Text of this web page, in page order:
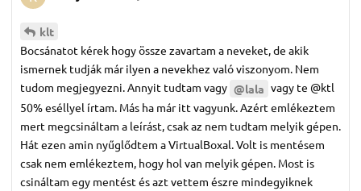
klt
Bocsánatot kérek hogy össze zavartam a neveket, de akik
ismernek tudják már ilyen a nevekhez való viszonyom. Nem
tudom megjegyezni. Annyit tudtam vagy @lala vagy te @ktl
50% eséllyel írtam. Más ha már itt vagyunk. Azért emlékeztem
mert megcsináltam a leírást, csak az nem tudtam melyik gépen.
Hát ezen amin nyűglődtem a VirtualBoxal. Volt is mentésem
csak nem emlékeztem, hogy hol van melyik gépen. Most is
csináltam egy mentést és azt vettem észre mindegyiknek